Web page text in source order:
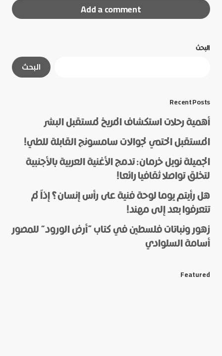
Add a comment
الحقول الإلزامية
Name
*
E-mail
*
البحث
البحث
Recent Posts
أهمية رحلات استكشاف المريخ لمستقبل البشر
المستقبل الحتمي لجوالات سامسونج القابلة للطي!
الجميلة نويل خرمان: تدمج الأغنية العربية بالأجنبية
لتخلق تواصلا ثقافيا رائعا!
هل رأيتم يوما لوحة فنية على رأس إنسان؟ إذاً لم
تتعرفوا بعد إلى مهند!
زهور ونباتات فلسطين في كتاب “أرض الورود” للمصور
أسامة السلوادي
Featured